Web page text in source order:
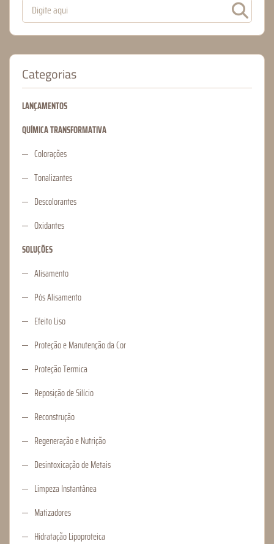
Categorias
LANÇAMENTOS
QUÍMICA TRANSFORMATIVA
Colorações
Tonalizantes
Descolorantes
Oxidantes
SOLUÇÕES
Alisamento
Pós Alisamento
Efeito Liso
Proteção e Manutenção da Cor
Proteção Termica
Reposição de Silício
Reconstrução
Regeneração e Nutrição
Desintoxicação de Metais
Limpeza Instantânea
Matizadores
Hidratação Lipoproteica